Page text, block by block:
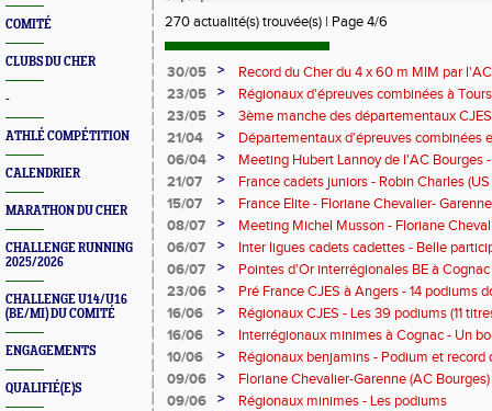
COMITÉ
CLUBS DU CHER
-
ATHLÉ COMPÉTITION
CALENDRIER
MARATHON DU CHER
CHALLENGE RUNNING
2025/2026
CHALLENGE U14/U16
(BE/MI) DU COMITÉ
ENGAGEMENTS
QUALIFIÉ(E)S
270 actualité(s) trouvée(s) | Page 4/6
30/05 >
Record du Cher du 4 x 60 m MIM par
23/05
>
Régionaux d'épreuves combinées à
titres
23/05 >
3ème manche des départementaux
titres attribués
21/04 >
Départementaux d'épreuves combinées
1500 m, steeple et perche - 33 nouveaux
Ligue
06/04 >
Meeting Hubert Lannoy de l'AC Bourges
départementaux distribués
21/07 >
France cadets juniors - Robin Charles
France de la perche CAM avec 4m95,
15/07 >
France Elite - Floriane Chevalier-
1500 m en 4'25"45
08/07 >
Meeting Michel Musson - Floriane
Bourges) améliore le record du Cher du
06/07 >
Inter ligues cadets cadettes - Belle
Cher à l'équipe de la Ligue du Centre
06/07 >
Pointes d'Or interrégionales BE à
Berry) 2ème avec 120 pts en benjamines
23/06 >
Pré France CJES à Angers - 14 podiums
pour l'athlétisme départemental
16/06 >
Régionaux CJES - Les 39 podiums (11
16/06
>
Interrégionaux minimes à Cognac - Un
3 titres, 5 podiums, 1 meilleure
du Cher
10/06 >
Régionaux benjamins - Podium et record
Foucat (US Berry) sur le triathlon
09/06 >
Floriane Chevalier-Garenne (AC
du 1500 m SEF en 4'23"72
09/06 >
Régionaux minimes - Les podiums